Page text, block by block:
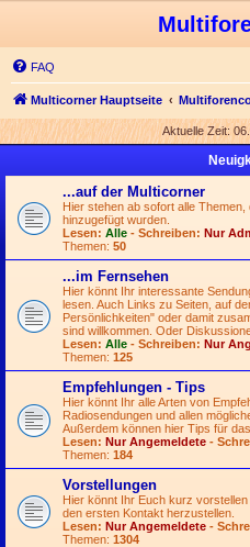
FAQ
Multicorner Hauptseite
Aktuelle Zeit:
...auf der Multicorner
Hier stehen ab sofort alle
hinzugefügt wurden.
Lesen: Alle - Schreiben: Nur
Themen: 50
...im Fernsehen
Hier könnt Ihr interessante
lesen. Auch Links zu Seiten, auf
Persönlichkeiten" oder damit
sind willkommen. Oder
Lesen: Alle - Schreiben: Nur
Themen: 125
Empfehlungen - Tips
Hier könnt Ihr alle Arten von
Radiosendungen und allen
Außerdem können hier Tips für
Lesen: Nur Angemeldete -
Themen: 184
Vorstellungen
Hier könnt Ihr Euch kurz
den ersten Kontakt herzustellen.
Lesen: Nur Angemeldete -
Themen: 1304